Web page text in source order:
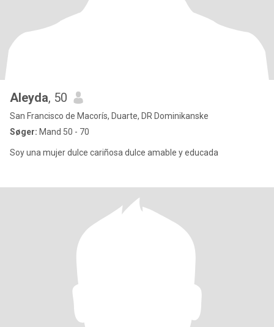
Aleyda, 50
San Francisco de Macorís, Duarte, DR Dominikanske
Søger: Mand 50 - 70
Soy una mujer dulce cariñosa dulce amable y educada